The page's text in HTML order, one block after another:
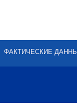
ФАКТИЧЕСКИЕ